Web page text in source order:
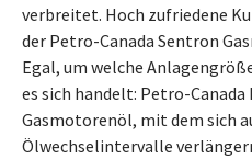
verbreitet. Hoch zufriedene
der Petro-Canada Sentron
Egal, um welche
es sich handelt: Petro-
Gasmotorenöl, mit dem sich
Ölwechselintervalle